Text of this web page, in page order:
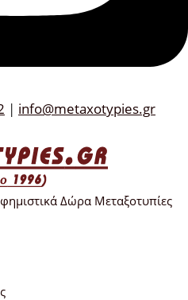
| info@metaxotypies.gr
Δώρα Μεταξοτυπίες